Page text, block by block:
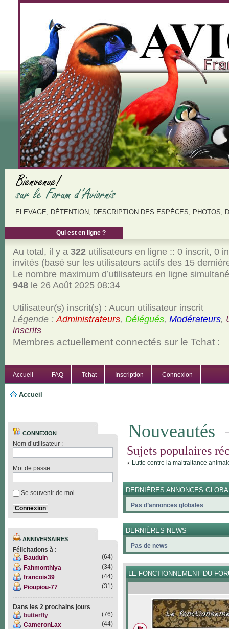
ELEVAGE, DÉTENTION, DESCRIPTION DES ESPÈCES, PHOTOS,
Qui est en ligne ?
Au total, il y a 322utilisateurs en ligne :: 0 inscrit, 0
invités (basé sur les utilisateurs actifs des 15
Le nombre maximum d’utilisateurs en ligne
948le 26 Août 2025 08:34
Utilisateur(s) inscrit(s) : Aucun utilisateur inscrit
Légende : Administrateurs, Délégués, Modérateurs,
inscrits
Membres actuellement connectés sur le Tchat :
Accueil FAQ Tchat Inscription Connexion
Accueil
CONNEXION
Nom d’utilisateur :
Mot de passe:
Se souvenir de moi
ANNIVERSAIRES
Félicitations à :
Bauduin
(64)
Fahmonthiya
(34)
francois39
(44)
Pioupiou-77
(31)
Dans les 2 prochains jours
butterfly
(76)
CameronLax
(44)
Nouveautés
Sujets populaires
Lutte contre la maltraitance
DERNIÈRES ANNONCES
Pas d’annonces globales
DERNIÈRES NEWS
Pas de news
LE FONCTIONNEMENT DU